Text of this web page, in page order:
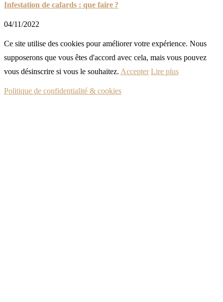
Infestation de cafards : que faire ?
04/11/2022
Ce site utilise des cookies pour améliorer votre expérience. Nous
supposerons que vous êtes d'accord avec cela, mais vous pouvez
vous désinscrire si vous le souhaitez. Accepter Lire plus
Politique de confidentialité & cookies